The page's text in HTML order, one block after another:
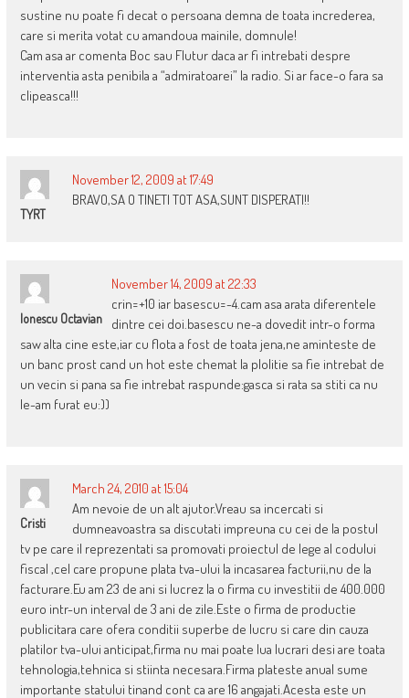
sustine nu poate fi decat o persoana demna de toata increderea,
care si merita votat cu amandoua mainile, domnule!
Cam asa ar comenta Boc sau Flutur daca ar fi intrebati despre
interventia asta penibila a “admiratoarei” la radio. Si ar face-o fara sa
clipeasca!!!
TYRT
November 12, 2009 at 17:49
BRAVO,SA O TINETI TOT ASA,SUNT DISPERATI!!
Ionescu Octavian
November 14, 2009 at 22:33
crin=+10 iar basescu=-4.cam asa arata diferentele
dintre cei doi.basescu ne-a dovedit intr-o forma
saw alta cine este,iar cu flota a fost de toata jena,ne aminteste de
un banc prost cand un hot este chemat la plolitie sa fie intrebat de
un vecin si pana sa fie intrebat raspunde:gasca si rata sa stiti ca nu
le-am furat eu:))
Cristi
March 24, 2010 at 15:04
Am nevoie de un alt ajutor.Vreau sa incercati si
dumneavoastra sa discutati impreuna cu cei de la postul
tv pe care il reprezentati sa promovati proiectul de lege al codului
fiscal ,cel care propune plata tva-ului la incasarea facturii,nu de la
facturare.Eu am 23 de ani si lucrez la o firma cu investitii de 400.000
euro intr-un interval de 3 ani de zile.Este o firma de productie
publicitara care ofera conditii superbe de lucru si care din cauza
platilor tva-ului anticipat,firma nu mai poate lua lucrari desi are toata
tehnologia,tehnica si stiinta necesara.Firma plateste anual sume
importante statului tinand cont ca are 16 angajati.Acesta este un